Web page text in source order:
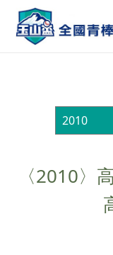
〈2010〉